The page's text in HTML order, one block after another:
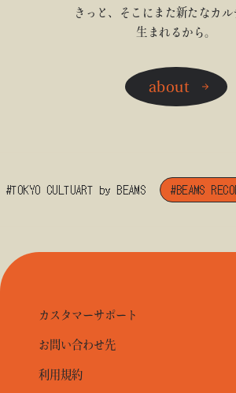
きっと、そこにまた新たなカル
生まれるから。
about
CULTUART by BEAMS #BEAMS RECORDS
カスタマーサポート
お問い合わせ先
利用規約